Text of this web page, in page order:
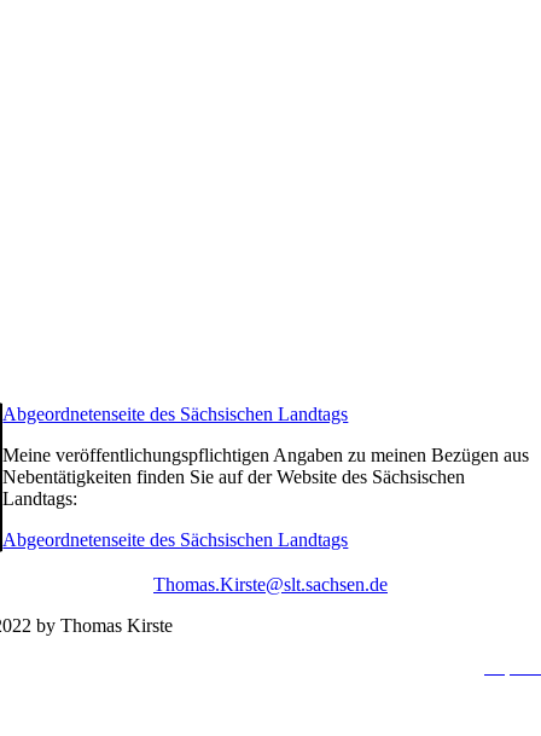
Abgeordnetenseite des Sächsischen Landtags
Meine veröffentlichungspflichtigen Angaben zu meinen Bezügen aus
Nebentätigkeiten finden Sie auf der Website des Sächsischen
Landtags:
Abgeordnetenseite des Sächsischen Landtags
Thomas.Kirste@slt.sachsen.de
by Thomas Kirste